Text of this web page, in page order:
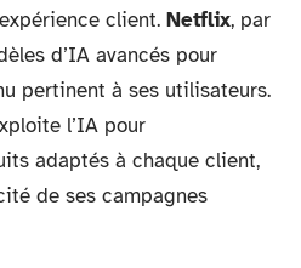
client. Netflix, par
d’IA avancés pour
pertinent à ses utilisateurs.
l’IA pour
adaptés à chaque client,
de ses campagnes